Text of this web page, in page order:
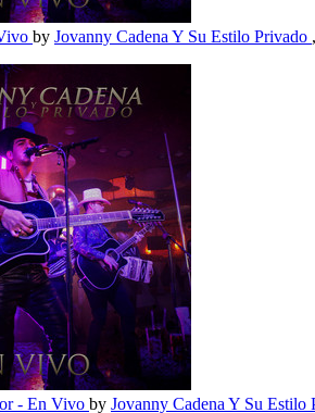
by Jovanny Cadena Y Su Estilo Privado ,
- En Vivo by Jovanny Cadena Y Su Estilo